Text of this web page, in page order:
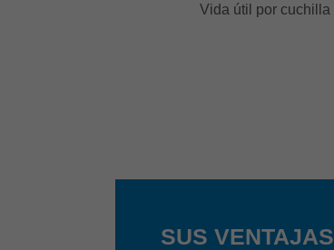
Vida útil por cuchilla
SUS VENTAJAS